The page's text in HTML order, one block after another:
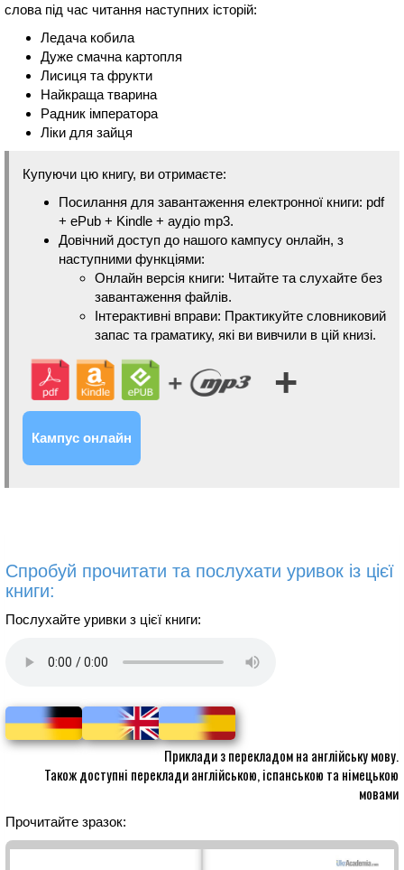
слова під час читання наступних історій:
Ледача кобила
Дуже смачна картопля
Лисиця та фрукти
Найкраща тварина
Радник імператора
Ліки для зайця
Купуючи цю книгу, ви отримаєте:
Посилання для завантаження електронної книги: pdf
+ ePub + Kindle + аудіо mp3.
Довічний доступ до нашого кампусу онлайн, з
наступними функціями:
Онлайн версія книги: Читайте та слухайте без
завантаження файлів.
Інтерактивні вправи: Практикуйте словниковий
запас та граматику, які ви вивчили в цій книзі.
+
Кампус онлайн
Спробуй прочитати та послухати уривок із цієї
книги:
Послухайте уривки з цієї книги:
Приклади з перекладом на англійську мову.
Також доступні переклади англійською, іспанською та німецькою
мовами
Прочитайте зразок: